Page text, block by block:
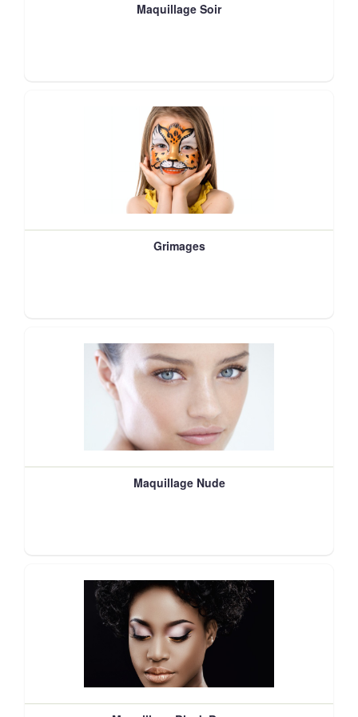
Maquillage Soir
Grimages
Maquillage Nude